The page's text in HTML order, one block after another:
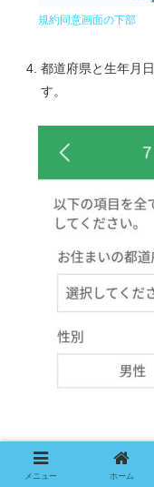
規約同意画面の下部
都道府県と生年月
す。
メニュー ホーム